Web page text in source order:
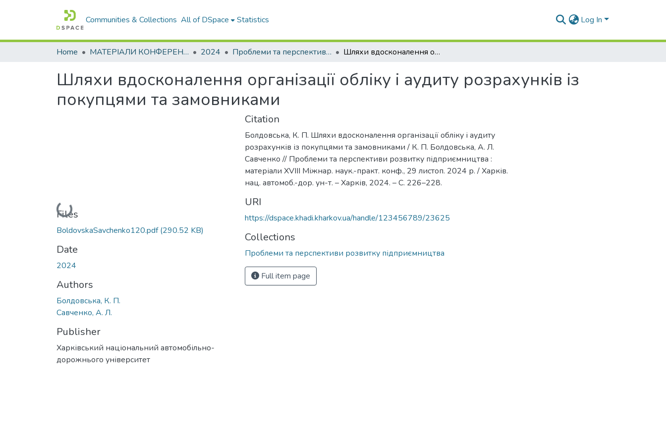
Communities & Collections All of DSpace Statistics Log In
Home МАТЕРІАЛИ КОНФЕРЕНЦІЙ 2024 Проблеми та перспективи розвитку підприємництва Шляхи вдосконалення організації обліку і аудиту розрахунків із покупцями та замовниками
Шляхи вдосконалення організації обліку і аудиту розрахунків із
покупцями та замовниками
Loading...
Files
BoldovskaSavchenko120.pdf(290.52 KB)
Date
2024
Authors
Болдовська, К. П.
Савченко, А. Л.
Publisher
Харківський національний автомобільно-
дорожнього університет
Citation
Болдовська, К. П. Шляхи вдосконалення організації обліку і аудиту
розрахунків із покупцями та замовниками / К. П. Болдовська, А. Л.
Савченко // Проблеми та перспективи розвитку підприємництва :
матеріали ХVІІI Міжнар. наук.-практ. конф., 29 листоп. 2024 р. / Харків.
нац. автомоб.-дор. ун-т. – Харків, 2024. – С. 226–228.
URI
https://dspace.khadi.kharkov.ua/handle/123456789/23625
Collections
Проблеми та перспективи розвитку підприємництва
Full item page